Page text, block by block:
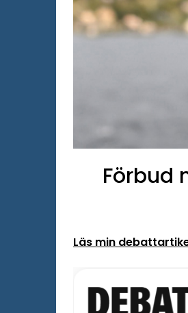
Förbud
Läs min